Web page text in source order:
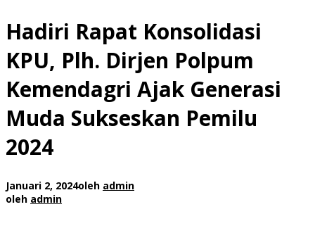
Hadiri Rapat Konsolidasi
KPU, Plh. Dirjen Polpum
Kemendagri Ajak Generasi
Muda Sukseskan Pemilu
2024
Januari 2, 2024oleh admin
oleh admin